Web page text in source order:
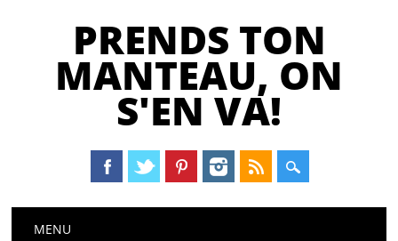
PRENDS TON
MANTEAU, ON
S'EN VA!
Main menu
MENU